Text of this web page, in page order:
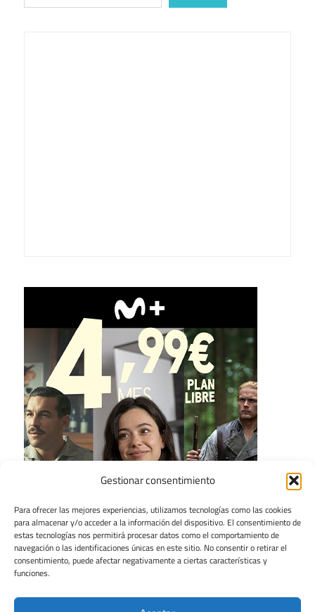
Gestionar consentimiento
Para ofrecer las mejores experiencias, utilizamos tecnologías como las cookies
para almacenar y/o acceder a la información del dispositivo. El consentimiento de
estas tecnologías nos permitirá procesar datos como el comportamiento de
navegación o las identificaciones únicas en este sitio. No consentir o retirar el
consentimiento, puede afectar negativamente a ciertas características y
funciones.